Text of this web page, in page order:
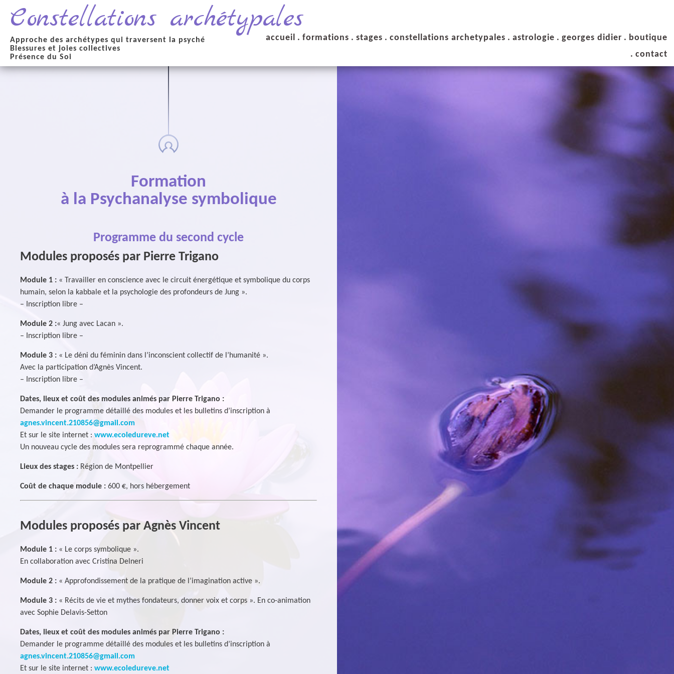
Constellations archétypales
Approche des archétypes qui traversent la psyché
Blessures et joies collectives
Présence du Soi
accueil . formations . stages . constellations archetypales . astrologie . georges didier . boutique
. contact
Formation
à la Psychanalyse symbolique
Programme du second cycle
Modules proposés par Pierre Trigano
Module 1 : « Travailler en conscience avec le circuit énergétique et symbolique du corps
humain, selon la kabbale et la psychologie des profondeurs de Jung ».
– Inscription libre –
Module 2 :« Jung avec Lacan ».
– Inscription libre –
Module 3 : « Le déni du féminin dans l’inconscient collectif de l’humanité ».
Avec la participation d’Agnès Vincent.
– Inscription libre –
Dates, lieux et coût des modules animés par Pierre Trigano :
Demander le programme détaillé des modules et les bulletins d’inscription à
agnes.vincent.210856@gmail.com
Et sur le site internet : www.ecoledureve.net
Un nouveau cycle des modules sera reprogrammé chaque année.
Lieux des stages : Région de Montpellier
Coût de chaque module : 600 €, hors hébergement
Modules proposés par Agnès Vincent
Module 1 : « Le corps symbolique ».
En collaboration avec Cristina Delneri
Module 2 : « Approfondissement de la pratique de l’imagination active ».
Module 3 : « Récits de vie et mythes fondateurs, donner voix et corps ». En co-animation
avec Sophie Delavis-Setton
Dates, lieux et coût des modules animés par Pierre Trigano :
Demander le programme détaillé des modules et les bulletins d’inscription à
agnes.vincent.210856@gmail.com
Et sur le site internet : www.ecoledureve.net